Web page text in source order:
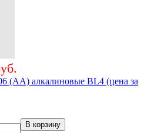
(АА) алкалиновые BL4 (цена за
В корзину